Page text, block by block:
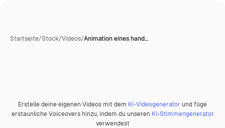
Startseite/Stock/Videos/Animation eines hand…
Erstelle deine eigenen Videos mit dem KI-Videogenerator und füge
erstaunliche Voiceovers hinzu, indem du unseren KI-Stimmengenerator
verwendest